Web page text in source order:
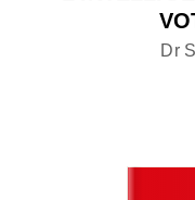
Dr